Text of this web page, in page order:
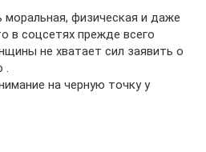
физическая и даже
в соцсетях прежде всего
не хватает сил заявить о
на черную точку у